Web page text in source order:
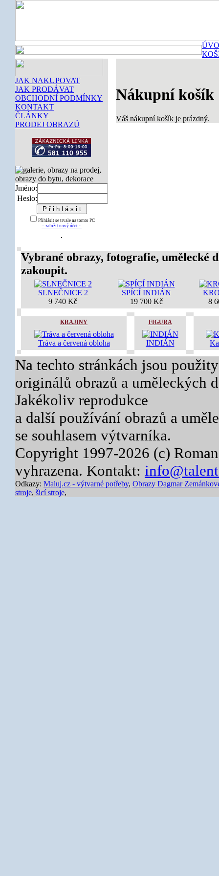
JAK NAKUPOVAT
JAK PRODÁVAT
OBCHODNÍ PODMÍNKY
KONTAKT
ČLÁNKY
PRODEJ OBRAZŮ
Jméno:
Heslo:
Přihlásit se trvale na tomto PC
:: založit nový účet ::
Nákupní košík
Váš nákupní košík je prázdný.
Vybrané obrazy, fotografie, umělecké
zakoupit.
SLNEČNICE 2
9 740 Kč
SPÍCÍ INDIÁN
19 700 Kč
8
KRAJINY
Tráva a červená obloha
FIGURA
INDIÁN
Na techto stránkách jsou
originálů obrazů a uměleckých
Jakékoliv reprodukce
a další používání obrazů a
se souhlasem výtvarníka.
Copyright 1997-2026 (c)
vyhrazena. Kontakt:
Odkazy: Maluj.cz - výtvarné potřeby, Obrazy Dagmar
stroje, šicí stroje,